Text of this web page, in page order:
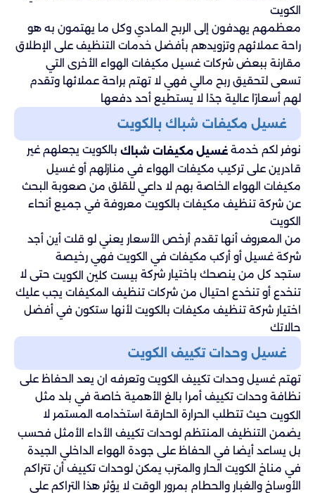
الكويت
معظمهم يهدفون إلى الربح المادي وكل ما يهتمون به هو
راحة عملائهم وتزويدهم بأفضل خدمات التنظيف على الإطلاق
مقارنة ببعض شركات غسيل مكيفات الهواء الأخرى التي
تسعى لتحقيق ربح مالي فهي لا تهتم براحة عملائها وتقدم
لهم أسعارًا عالية جدًا لا يستطيع أحد دفعها
غسيل مكيفات شباك بالكويت
نوفر لكم خدمة غسيل مكيفات شباك بالكويت يجعلهم غير
قادرين على تركيب مكيفات الهواء في منازلهم أو غسيل
مكيفات الهواء الخاصة بهم لا داعي للقلق من صعوبة البحث
عن شركة تنظيف مكيفات بالكويت معروفة في جميع أنحاء
الكويت
من المعروف أنها تقدم أرخص الأسعار يعني لو قلت أين أجد
شركة غسيل أو أركب مكيفات في الكويت فهي رخيصة
ستجد كل من ينصحك باختيار شركة بيست كلين الكويت حتى لا
تنخدع أو تنخدع احتيال من شركات تنظيف المكيفات يجب عليك
اختيار شركة تنظيف مكيفات بالكويت لأنها ستكون في أفضل
حالاتك
غسيل وحدات تكييف الكويت
تهتم غسيل وحدات تكييف الكويت وتعرفه ان يعد الحفاظ على
نظافة وحدات تكييف أمرا بالغ الأهمية خاصة في بلد مثل
الكويت حيث تتطلب الحرارة الحارقة استخدامه المستمر لا
يضمن التنظيف المنتظم لوحدات تكييف الأداء الأمثل فحسب
بل يساعد أيضا في الحفاظ على جودة الهواء الداخلي الجيدة
في مناخ الكويت الحار والمترب يمكن لوحدات تكييف أن تتراكم
الأوساخ والغبار والحطام بمرور الوقت لا يؤثر هذا التراكم على